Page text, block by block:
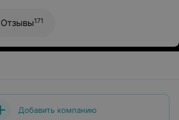
Отзывы171
Добавить компанию